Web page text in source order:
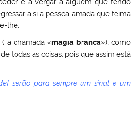
e a vergar a alguém que tendo
a si a pessoa amada que teima
lhe.
a chamada «magia branca»), como
todas as coisas, pois que assim está
serão para sempre um sinal e um